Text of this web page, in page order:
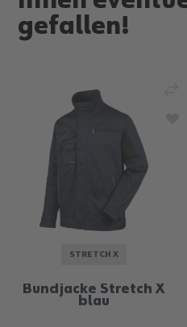
gefallen!
STRETCH X
Bundjacke Stretch X
blau